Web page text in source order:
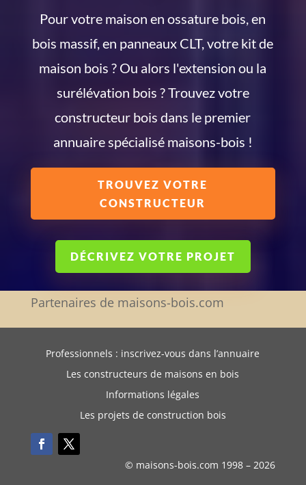
Pour votre maison en ossature bois, en
bois massif, en panneaux CLT, votre kit de
maison bois ? Ou alors l'extension ou la
surélévation bois ? Trouvez votre
constructeur bois dans le premier
annuaire spécialisé maisons-bois !
TROUVEZ VOTRE
CONSTRUCTEUR
DÉCRIVEZ VOTRE PROJET
Partenaires de maisons-bois.com
Professionnels : inscrivez-vous dans l’annuaire
Les constructeurs de maisons en bois
Informations légales
Les projets de construction bois
© maisons-bois.com 1998 – 2026